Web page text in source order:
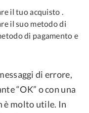
il tuo acquisto .
il suo metodo di
di pagamento e
di errore,
“OK” o con una
è molto utile. In